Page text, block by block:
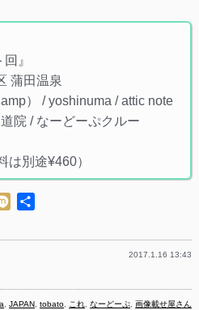
』
蒲田温泉
） / yoshinuma / attic note
院 / なーどーぷクルー
は別途¥460）
Mixi
2017.1.16 13:43
,JAPAN,tobato, これ,なーどーぷ, 画像載せ屋さん